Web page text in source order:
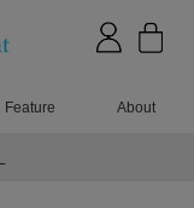
Feature About